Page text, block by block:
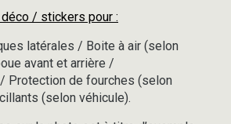
/ stickers pour :
latérales / Boite à air (selon
avant et arrière /
Protection de fourches (selon
(selon véhicule).